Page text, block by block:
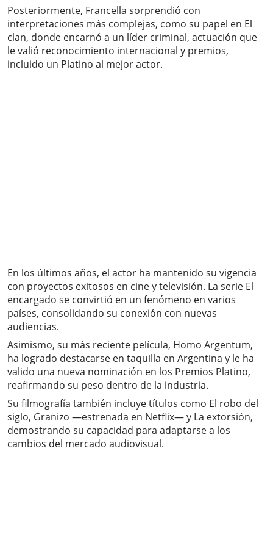
Posteriormente, Francella sorprendió con
interpretaciones más complejas, como su papel en El
clan, donde encarnó a un líder criminal, actuación que
le valió reconocimiento internacional y premios,
incluido un Platino al mejor actor.
En los últimos años, el actor ha mantenido su vigencia
con proyectos exitosos en cine y televisión. La serie El
encargado se convirtió en un fenómeno en varios
países, consolidando su conexión con nuevas
audiencias.
Asimismo, su más reciente película, Homo Argentum,
ha logrado destacarse en taquilla en Argentina y le ha
valido una nueva nominación en los Premios Platino,
reafirmando su peso dentro de la industria.
Su filmografía también incluye títulos como El robo del
siglo, Granizo —estrenada en Netflix— y La extorsión,
demostrando su capacidad para adaptarse a los
cambios del mercado audiovisual.